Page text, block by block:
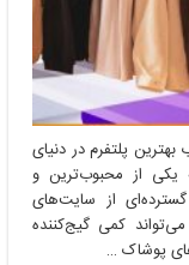
پلتفرم در دنیای
یکی از محبوب‌ترین و
گسترده‌ای از سایت‌های
کمی گیج‌کننده
پوشاک …